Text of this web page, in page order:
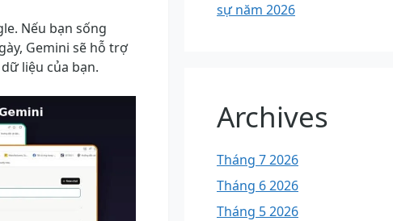
Nếu bạn sống
Gemini sẽ hỗ trợ
liệu của bạn.
sự năm 2026
Archives
Tháng 7 2026
Tháng 6 2026
Tháng 5 2026